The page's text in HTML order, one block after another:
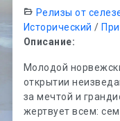
Релизы от
Исторический /
Описание:
Молодой
открытии
за мечтой и
жертвует всем: